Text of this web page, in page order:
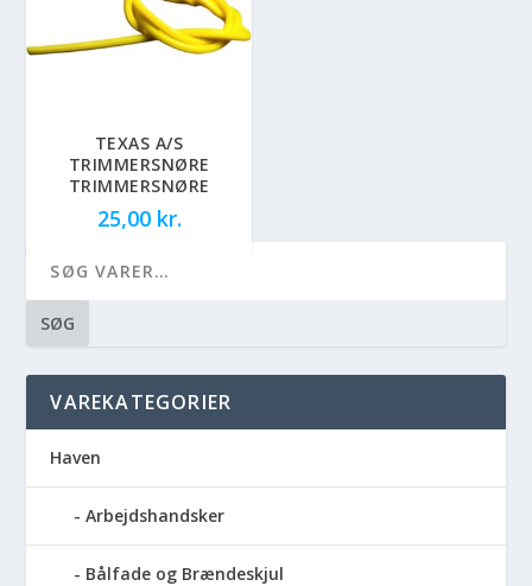
TEXAS A/S
TRIMMERSNØRE
TRIMMERSNØRE
25,00 kr.
SØG
VAREKATEGORIER
Haven
Arbejdshandsker
Bålfade og Brændeskjul